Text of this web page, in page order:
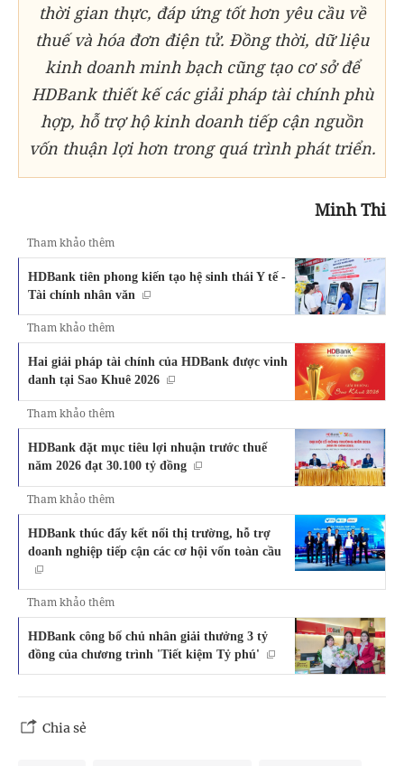
thời gian thực, đáp ứng tốt hơn yêu cầu về
thuế và hóa đơn điện tử. Đồng thời, dữ liệu
kinh doanh minh bạch cũng tạo cơ sở để
HDBank thiết kế các giải pháp tài chính phù
hợp, hỗ trợ hộ kinh doanh tiếp cận nguồn
vốn thuận lợi hơn trong quá trình phát triển.
Minh Thi
Tham khảo thêm
HDBank tiên phong kiến tạo hệ sinh thái Y tế -
Tài chính nhân văn
Tham khảo thêm
Hai giải pháp tài chính của HDBank được vinh
danh tại Sao Khuê 2026
Tham khảo thêm
HDBank đặt mục tiêu lợi nhuận trước thuế
năm 2026 đạt 30.100 tỷ đồng
Tham khảo thêm
HDBank thúc đẩy kết nối thị trường, hỗ trợ
doanh nghiệp tiếp cận các cơ hội vốn toàn cầu
Tham khảo thêm
HDBank công bố chủ nhân giải thưởng 3 tỷ
đồng của chương trình 'Tiết kiệm Tỷ phú'
Chia sẻ